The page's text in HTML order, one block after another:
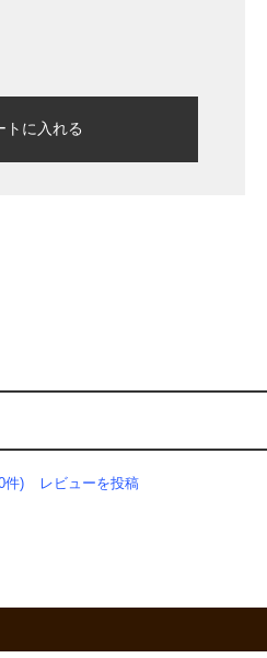
トに入れる
件) レビューを投稿